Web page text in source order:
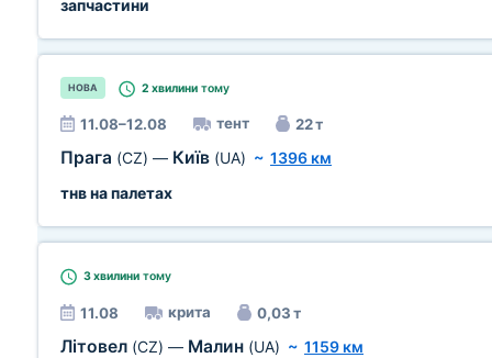
запчастини
НОВА 2 хвилини тому
11.08–12.08 тент 22 т
Прага (CZ) — Київ (UA) ~ 1396 км
тнв на палетах
3 хвилини тому
11.08 крита 0,03 т
Літовел (CZ) — Малин (UA) ~ 1159 км